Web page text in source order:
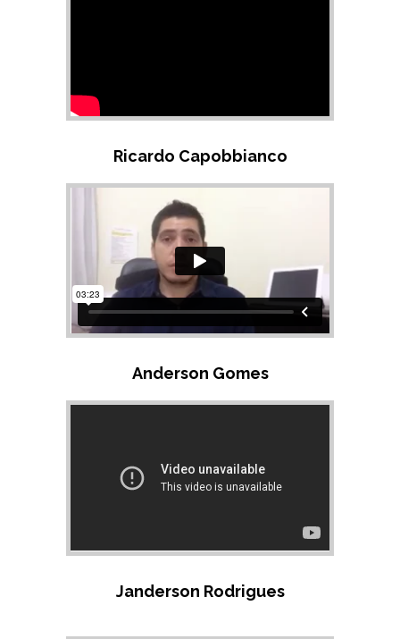
Ricardo Capobbianco
Anderson Gomes
Janderson Rodrigues